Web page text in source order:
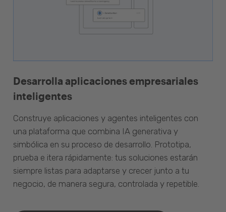
Desarrolla aplicaciones empresariales
inteligentes
Construye aplicaciones y agentes inteligentes con
una plataforma que combina IA generativa y
simbólica en su proceso de desarrollo. Prototipa,
prueba e itera rápidamente: tus soluciones estarán
siempre listas para adaptarse y crecer junto a tu
negocio, de manera segura, controlada y repetible.